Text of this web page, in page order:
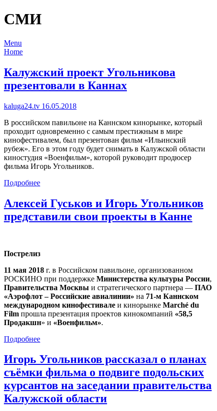
СМИ
Menu
Home
Калужский проект Угольникова
презентовали в Каннах
kaluga24.tv 16.05.2018
В российском павильоне на Каннском кинорынке, который
проходит одновременно с самым престижным в мире
кинофестивалем, был презентован фильм «Ильинский
рубеж». Его в этом году будет снимать в Калужской области
киностудия «Военфильм», которой руководит продюсер
фильма Игорь Угольников.
Подробнее
Алексей Гуськов и Игорь Угольников
представили свои проекты в Канне
Пострелиз
11 мая 2018 г. в Российском павильоне, организованном
РОСКИНО при поддержке Министерства культуры России,
Правительства Москвы и стратегического партнера — ПАО
«Аэрофлот – Российские авиалинии» на 71-м Каннском
международном кинофестивале и кинорынке Marché du
Film прошла презентация проектов кинокомпаний «58,5
Продакшн» и «Военфильм».
Подробнее
Игорь Угольников рассказал о планах
съёмки фильма о подвиге подольских
курсантов на заседании правительства
Калужской области